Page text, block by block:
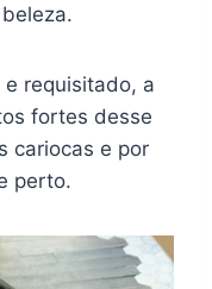
requisitado, a
fortes desse
cariocas e por
perto.